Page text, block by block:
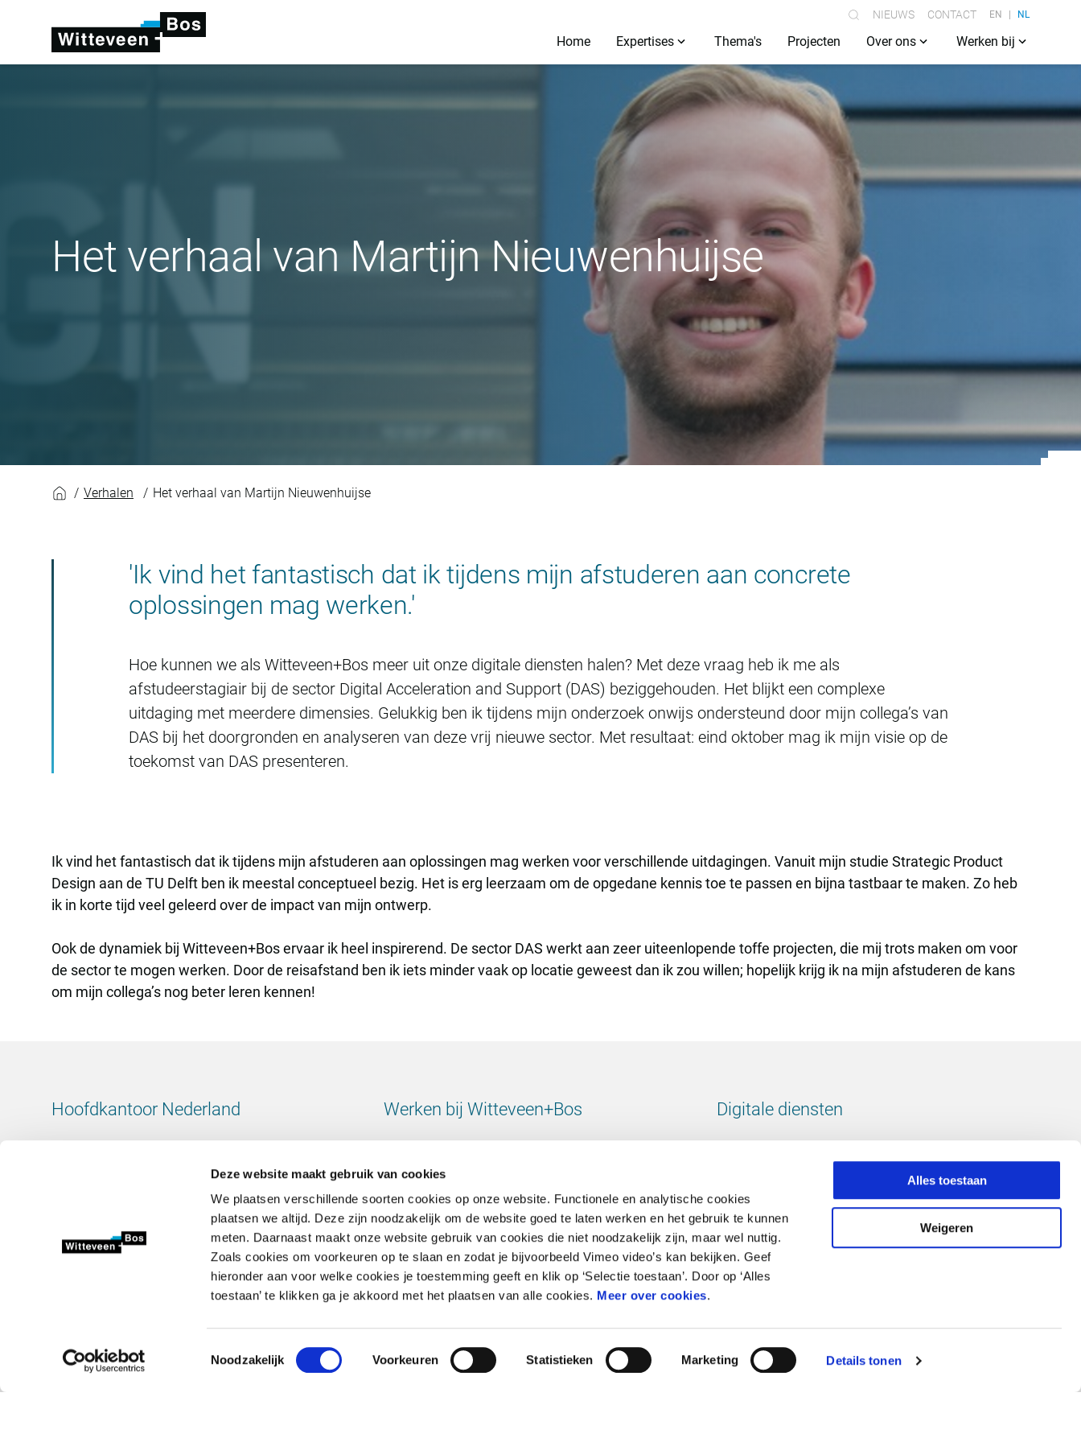
Deze website maakt gebruik van cookies
We plaatsen verschillende soorten cookies op onze website. Functionele en analytische cookies
plaatsen we altijd. Deze zijn noodzakelijk om de website goed te laten werken en het gebruik te kunnen
meten. Daarnaast maakt onze website gebruik van cookies die niet noodzakelijk zijn, maar wel nuttig.
Zoals cookies om voorkeuren op te slaan en zodat je bijvoorbeeld Vimeo video’s kan bekijken. Geef
hieronder aan voor welke cookies je toestemming geeft en klik op ‘Selectie toestaan’. Door op ‘Alles
toestaan’ te klikken ga je akkoord met het plaatsen van alle cookies. Meer over cookies.
Toestemmingsselectie
Noodzakelijk Voorkeuren Statistieken Marketing Details tonen
Alles toestaan
Weigeren
NIEUWS CONTACT EN NL
Home Expertises Thema's Projecten Over ons Werken bij
Het verhaal van Martijn Nieuwenhuijse
Het verhaal van Martijn Nieuwenhuijse
Verhalen Het verhaal van Martijn Nieuwenhuijse
'Ik vind het fantastisch dat ik tijdens mijn afstuderen aan concrete
oplossingen mag werken.'
Hoe kunnen we als Witteveen+Bos meer uit onze digitale diensten halen? Met deze vraag heb ik me als
afstudeerstagiair bij de sector Digital Acceleration and Support (DAS) beziggehouden. Het blijkt een complexe
uitdaging met meerdere dimensies. Gelukkig ben ik tijdens mijn onderzoek onwijs ondersteund door mijn collega’s van
DAS bij het doorgronden en analyseren van deze vrij nieuwe sector. Met resultaat: eind oktober mag ik mijn visie op de
toekomst van DAS presenteren.
Ik vind het fantastisch dat ik tijdens mijn afstuderen aan oplossingen mag werken voor verschillende uitdagingen. Vanuit mijn studie Strategic Product
Design aan de TU Delft ben ik meestal conceptueel bezig. Het is erg leerzaam om de opgedane kennis toe te passen en bijna tastbaar te maken. Zo heb
ik in korte tijd veel geleerd over de impact van mijn ontwerp.
Ook de dynamiek bij Witteveen+Bos ervaar ik heel inspirerend. De sector DAS werkt aan zeer uiteenlopende toffe projecten, die mij trots maken om voor
de sector te mogen werken. Door de reisafstand ben ik iets minder vaak op locatie geweest dan ik zou willen; hopelijk krijg ik na mijn afstuderen de kans
om mijn collega’s nog beter leren kennen!
Hoofdkantoor Nederland
BTW-nummer: 800288920
Werken bij Witteveen+Bos
Contact
Ga naar onze contactpagina
Digitale diensten
Volg ons
LinkedIn
2026 © Witteveen+Bos N.V. Privacyverklaring Disclaimer Cookieverklaring